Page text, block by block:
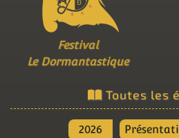
Festival
Le Dormantastique
Toutes les
2026